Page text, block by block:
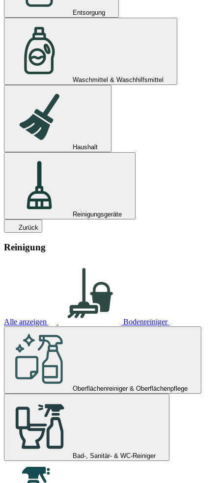
Entsorgung
Waschmittel & Waschhilfsmittel
Haushalt
Reinigungsgeräte
Zurück
Reinigung
Alle anzeigen Bodenreiniger
Oberflächenreiniger & Oberflächenpflege
Bad-, Sanitär- & WC-Reiniger